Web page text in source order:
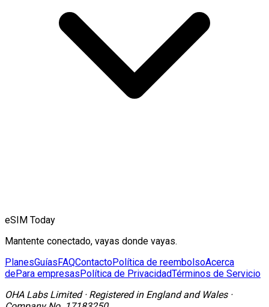
eSIM Today
Mantente conectado, vayas donde vayas.
PlanesGuías FAQContactoPolítica de reembolsoAcerca
dePara empresas Política de PrivacidadTérminos de Servicio
OHA Labs Limited· Registered in England and Wales·